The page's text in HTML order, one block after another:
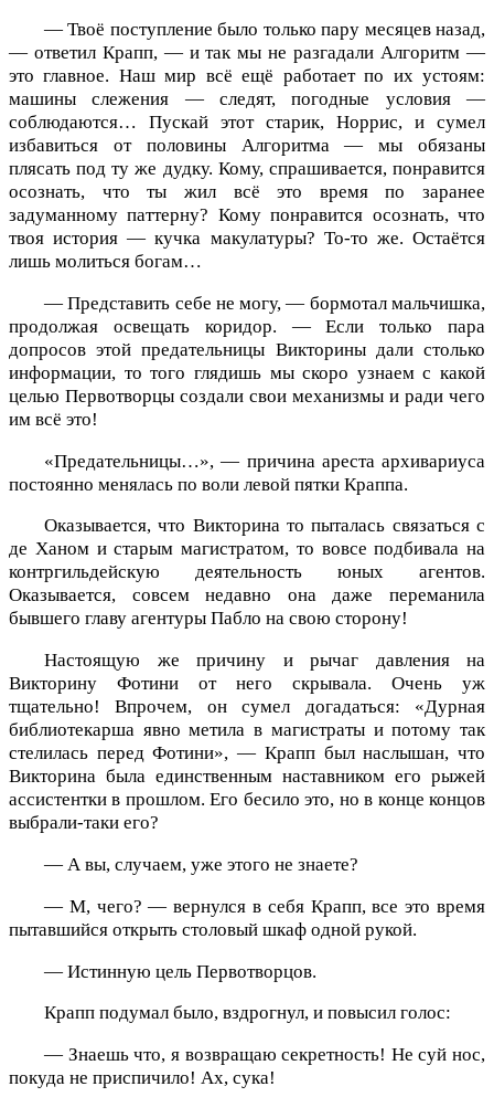
— Твоё поступление было только пару месяцев назад,
— ответил Крапп, — и так мы не разгадали Алгоритм —
это главное. Наш мир всё ещё работает по их устоям:
машины слежения — следят, погодные условия —
соблюдаются… Пускай этот старик, Норрис, и сумел
избавиться от половины Алгоритма — мы обязаны
плясать под ту же дудку. Кому, спрашивается, понравится
осознать, что ты жил всё это время по заранее
задуманному паттерну? Кому понравится осознать, что
твоя история — кучка макулатуры? То-то же. Остаётся
лишь молиться богам…
— Представить себе не могу, — бормотал мальчишка,
продолжая освещать коридор. — Если только пара
допросов этой предательницы Викторины дали столько
информации, то того глядишь мы скоро узнаем с какой
целью Первотворцы создали свои механизмы и ради чего
им всё это!
«Предательницы…», — причина ареста архивариуса
постоянно менялась по воли левой пятки Краппа.
Оказывается, что Викторина то пыталась связаться с
де Ханом и старым магистратом, то вовсе подбивала на
контргильдейскую деятельность юных агентов.
Оказывается, совсем недавно она даже переманила
бывшего главу агентуры Пабло на свою сторону!
Настоящую же причину и рычаг давления на
Викторину Фотини от него скрывала. Очень уж
тщательно! Впрочем, он сумел догадаться: «Дурная
библиотекарша явно метила в магистраты и потому так
стелилась перед Фотини», — Крапп был наслышан, что
Викторина была единственным наставником его рыжей
ассистентки в прошлом. Его бесило это, но в конце концов
выбрали-таки его?
— А вы, случаем, уже этого не знаете?
— М, чего? — вернулся в себя Крапп, все это время
пытавшийся открыть столовый шкаф одной рукой.
— Истинную цель Первотворцов.
Крапп подумал было, вздрогнул, и повысил голос:
— Знаешь что, я возвращаю секретность! Не суй нос,
покуда не приспичило! Ах, сука!